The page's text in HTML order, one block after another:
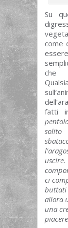
Su
come
che
fatti
ci
allora
una